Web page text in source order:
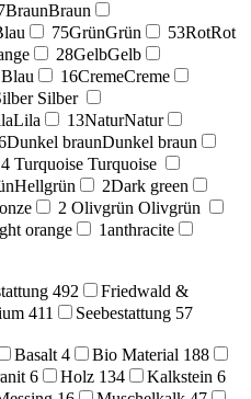
BraunBraun
75GrünGrün 53RotRot
28GelbGelb
16CremeCreme
Silber
Lila 13NaturNatur
Dunkel braunDunkel braun
4 Turquoise Turquoise
Hellgrün 2Dark green
2 Olivgrün Olivgrün
orange 1anthracite
492
Friedwald &
411 Seebestattung 57
Basalt 4 Bio Material 188
6 Holz 134 Kalkstein 6